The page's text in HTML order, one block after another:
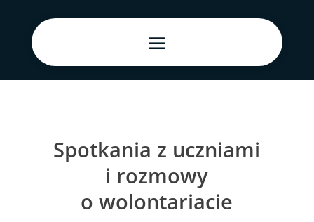
Spotkania z uczniami
i rozmowy
o wolontariacie